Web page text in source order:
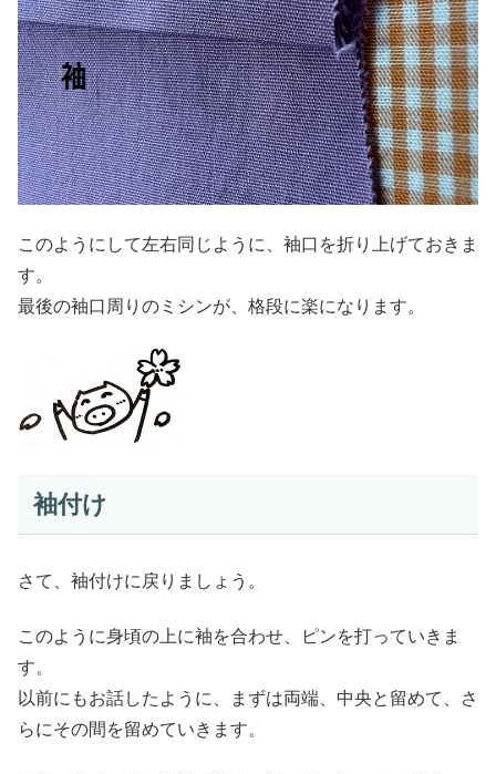
このようにして左右同じように、袖口を折り上げておきま
す。
最後の袖口周りのミシンが、格段に楽になります。
袖付け
さて、袖付けに戻りましょう。
このように身頃の上に袖を合わせ、ピンを打っていきま
す。
以前にもお話したように、まずは両端、中央と留めて、さ
らにその間を留めていきます。